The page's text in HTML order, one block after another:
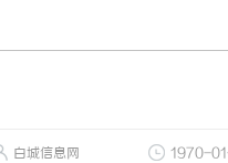
白城信息网 1970-